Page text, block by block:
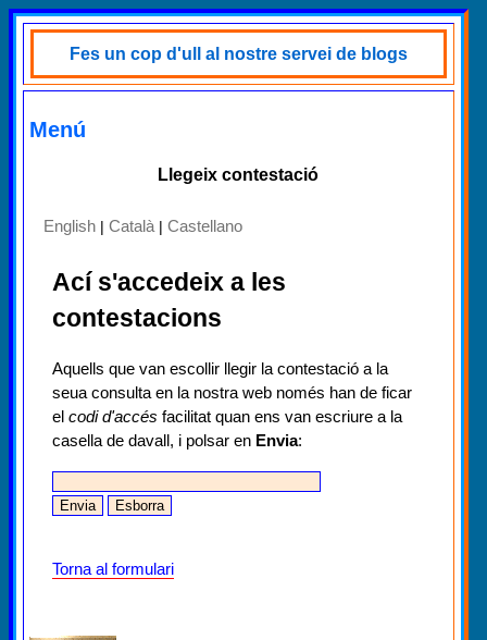
Fes un cop d'ull al nostre servei de blogs
Menú
Llegeix contestació
English | Català | Castellano
Ací s'accedeix a les
contestacions
Aquells que van escollir llegir la contestació a la
seua consulta en la nostra web només han de ficar
el codi d'accés facilitat quan ens van escriure a la
casella de davall, i polsar en Envia:
Torna al formulari